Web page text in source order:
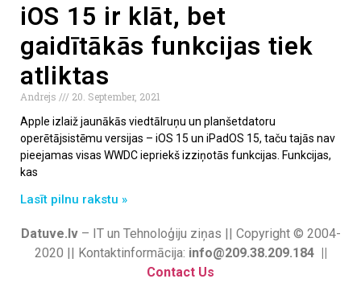
iOS 15 ir klāt, bet
gaidītākās funkcijas tiek
atliktas
Andrejs
20. September, 2021
Apple izlaiž jaunākās viedtālruņu un planšetdatoru
operētājsistēmu versijas – iOS 15 un iPadOS 15, taču tajās nav
pieejamas visas WWDC iepriekš izziņotās funkcijas. Funkcijas,
kas
Lasīt pilnu rakstu »
Datuve.lv– IT un Tehnoloģiju ziņas || Copyright © 2004-
2020 || Kontaktinformācija: info@209.38.209.184 ||
Contact Us